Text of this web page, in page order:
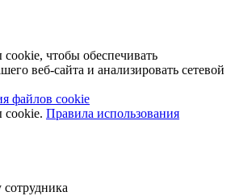
чтобы обеспечивать
веб-сайта и анализировать сетевой
файлов cookie
Правила использования